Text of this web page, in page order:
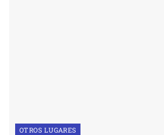
OTROS LUGARES